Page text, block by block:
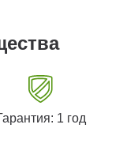
1 год